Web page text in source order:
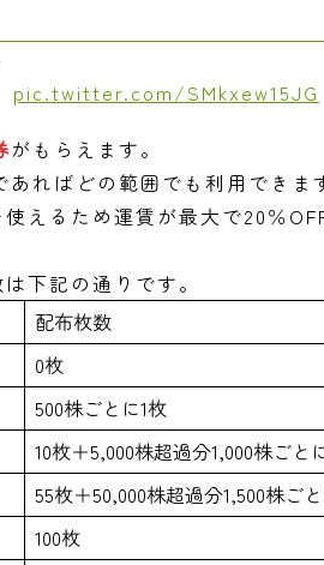
pic.twitter.com/SMkxew15JG
がもらえます。
ればどの範囲でも利用できま
えるため運賃が最大で20％
下記の通りです。
配布枚数
0枚
500株ごとに1枚
10枚＋5,000株超過分1,000株ごと
55枚＋50,000株超過分1,500株ご
100枚